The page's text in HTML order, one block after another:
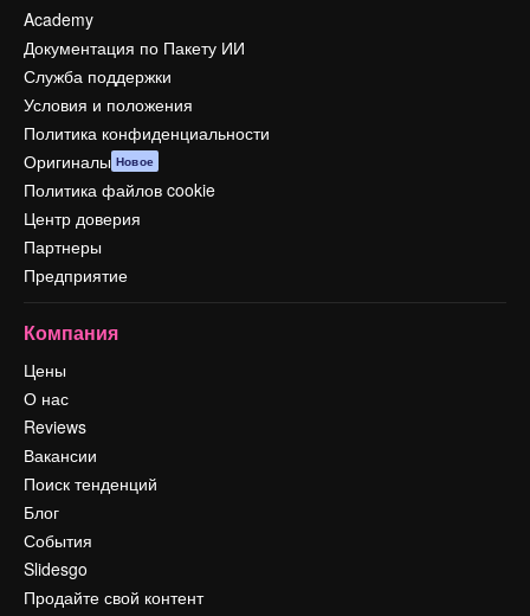
Academy
Документация по Пакету ИИ
Служба поддержки
Условия и положения
Политика конфиденциальности
Оригиналы Новое
Политика файлов cookie
Центр доверия
Партнеры
Предприятие
Компания
Цены
О нас
Reviews
Вакансии
Поиск тенденций
Блог
События
Slidesgo
Продайте свой контент